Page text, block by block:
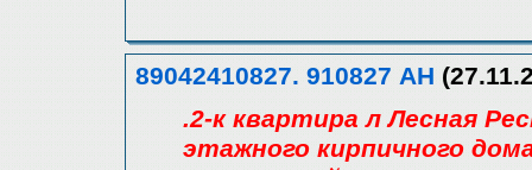
89042410827. 910827 АН
.2-к квартира л Лесная
этажного кирпичного